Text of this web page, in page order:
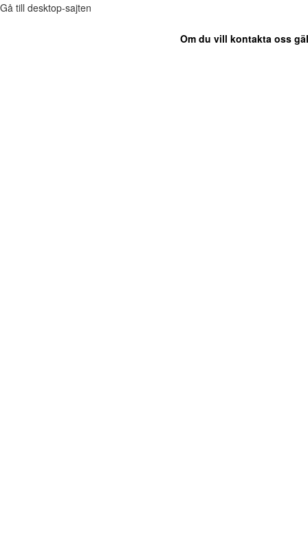
Gå till desktop-sajten
Om du vill kontakta oss